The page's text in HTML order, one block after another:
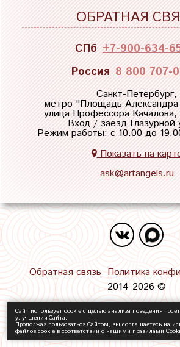
ОБРАТНАЯ
СПб +7-900-634-
Россия 8 800 707-
Санкт-Петербург,
метро "Площадь Александра
улица Профессора
Вход / заезд Глазурной
Режим работы: с 10.00 до
Показать на
ask@artangels.ru
Обратная связь Политика
2014-2026 ©
Сайт использует cookie с целью анализа поведения
улучшения Сайта.
Продолжая пользоваться Сайтом, вы соглашаетесь на
файлов cookie в соответствии с нашими правилами